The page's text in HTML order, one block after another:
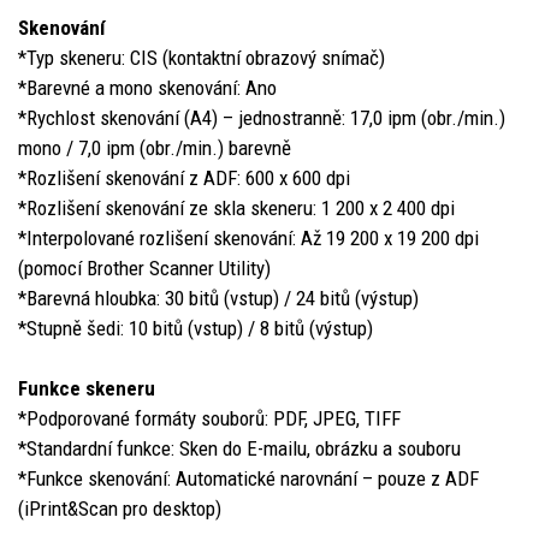
Skenování
*Typ skeneru: CIS (kontaktní obrazový snímač)
*Barevné a mono skenování: Ano
*Rychlost skenování (A4) – jednostranně: 17,0 ipm (obr./min.)
mono / 7,0 ipm (obr./min.) barevně
*Rozlišení skenování z ADF: 600 x 600 dpi
*Rozlišení skenování ze skla skeneru: 1 200 x 2 400 dpi
*Interpolované rozlišení skenování: Až 19 200 x 19 200 dpi
(pomocí Brother Scanner Utility)
*Barevná hloubka: 30 bitů (vstup) / 24 bitů (výstup)
*Stupně šedi: 10 bitů (vstup) / 8 bitů (výstup)
Funkce skeneru
*Podporované formáty souborů: PDF, JPEG, TIFF
*Standardní funkce: Sken do E-mailu, obrázku a souboru
*Funkce skenování: Automatické narovnání – pouze z ADF
(iPrint&Scan pro desktop)